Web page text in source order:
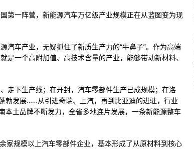
第一阵营，新能源汽车万亿级产业规模正在从蓝图变为现
汽车产业，无疑抓住了新质生产力的“牛鼻子”。作为高端
是一个高附加值、高技术含量的产业，能够带动新材料、
走下生产线；在开封，汽车零部件生产已成规模；在洛
勃发展……从引进奇瑞、上汽，再到比亚迪的进驻，行业
本土品牌不断发力，全省多地连片发展，一条新能源整车
家规模以上汽车零部件企业，基本形成了从原材料到核心